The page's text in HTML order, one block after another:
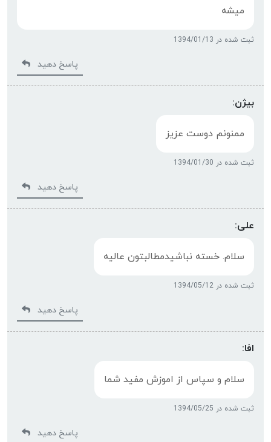
میشه
ثبت شده در 1394/01/13
پاسخ دهید
بیژن:
ممنونم دوست عزیز
ثبت شده در 1394/01/30
پاسخ دهید
علی:
سلام. خسته نباشیدمطالبتون عالیه
ثبت شده در 1394/05/12
پاسخ دهید
افا:
سلام و سپاس از اموزش مفید شما
ثبت شده در 1394/05/25
پاسخ دهید